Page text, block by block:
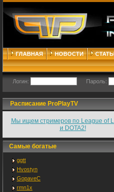
ГЛАВНАЯ НОВОСТИ
Логин: Пароль:
Расписание ProPlayTV
Мы ищем стримеров по League of
и DOTA2!
Самые богатые
ggtt
Hvostyn
GopaveC
rmn1x